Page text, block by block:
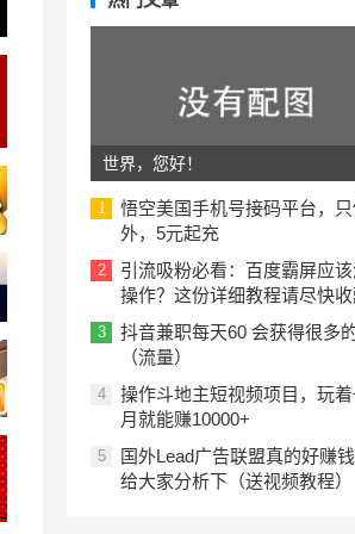
世界，您好！
1
悟空美国手机号接码平台，只
外，5元起充
2
引流吸粉必看：百度霸屏应
操作？这份详细教程请尽快收
3
抖音兼职每天60 会获得很多
（流量）
4
操作斗地主短视频项目，玩
月就能赚10000+
5
国外Lead广告联盟真的好赚钱
给大家分析下（送视频教程）